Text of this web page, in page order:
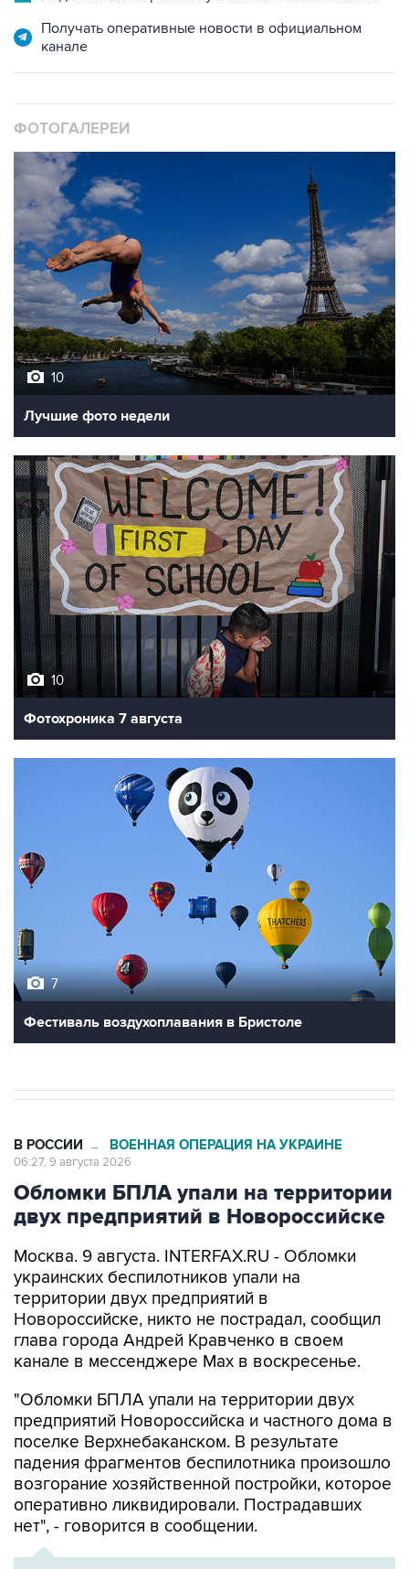
10
Лучшие фото недели
10
Фотохроника 7 августа
Фестиваль воздухоплавания в Бристоле
Обломки БПЛА упали на территории
двух предприятий в Новороссийске
Москва. 9 августа. INTERFAX.RU - Обломки
территории двух предприятий в
Новороссийске, никто не пострадал, сообщил
глава города Андрей Кравченко в своем
канале в мессенджере Max в воскресенье.
"Обломки БПЛА упали на территории двух
поселке Верхнебаканском. В результате
падения фрагментов беспилотника произошло
возгорание хозяйственной постройки, которое
оперативно ликвидировали. Пострадавших
нет", - говорится в сообщении.
ХРОНИКА